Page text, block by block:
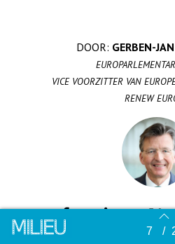
Terug naar overzicht 7 /
DOOR: GERBEN-
VICE VOORZITTER VAN
RENEW